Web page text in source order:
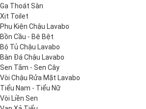
Ga Thoát Sàn
Xịt Toilet
Phụ Kiện Chậu Lavabo
Bồn Cầu - Bệ Bệt
Bộ Tủ Chậu Lavabo
Bàn Đá Chậu Lavabo
Sen Tắm - Sen Cây
Vòi Chậu Rửa Mặt Lavabo
Tiểu Nam - Tiểu Nữ
Vòi Liền Sen